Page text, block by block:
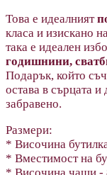
Това е идеалният
класа и изискано
така е идеален
годишнини,
Подарък, който
остава в сърцата
забравено.
Размери:
* Височина
* Вместимост на
* Височина чаши -